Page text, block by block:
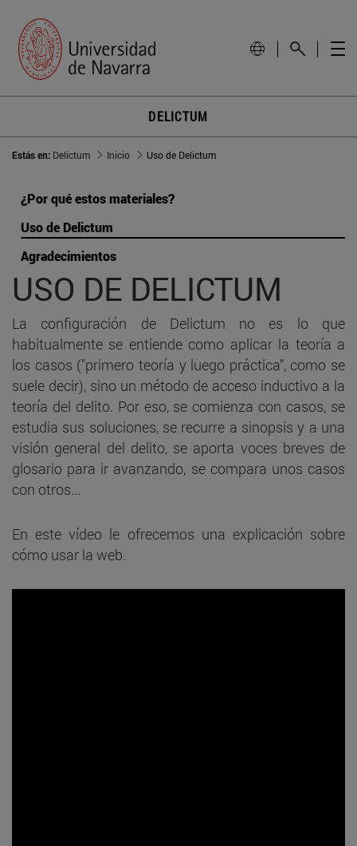
DELICTUM
Estás en: Delictum Inicio Uso de Delictum
¿Por qué estos materiales?
Uso de Delictum
Agradecimientos
USO DE DELICTUM
La configuración de Delictum no es lo que
habitualmente se entiende como aplicar la teoría a
los casos ("primero teoría y luego práctica", como se
suele decir), sino un método de acceso inductivo a la
teoría del delito. Por eso, se comienza con casos, se
estudia sus soluciones, se recurre a sinopsis y a una
visión general del delito, se aporta voces breves de
glosario para ir avanzando, se compara unos casos
con otros...
En este vídeo le ofrecemos una explicación sobre
cómo usar la web.